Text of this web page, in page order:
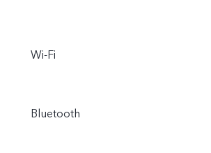
Wi-Fi
Bluetooth